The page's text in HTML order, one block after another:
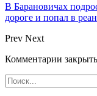
В Барановичах
дороге и попал в
Prev Next
Комментарии